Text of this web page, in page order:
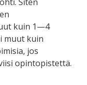
kuin 1—4
muut kuin
jos
opintopistettä.